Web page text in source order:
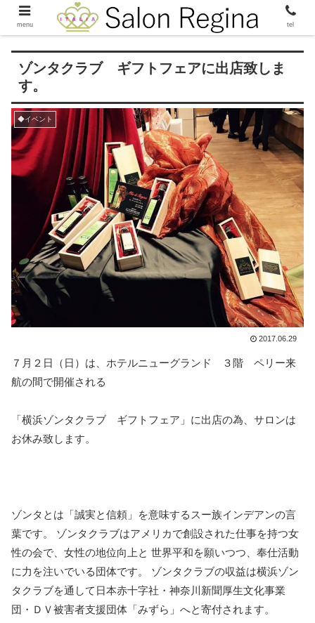
ゾンタクラブ ギフトフェアに出店致しま
す。
◆イベント
2017.06.29
７月２日（日）は、ホテルニューグランド ３階 ペリー来
航の間で開催される
「横浜ゾンタクラブ ギフトフェア」に出店の為、サロンは
お休み致します。
ゾンタとは「誠実と信頼」を意味するスー族インデアンの言
葉です。 ゾンタクラブはアメリカで創設された仕事を持つ女
性の会で、女性の地位向上と 世界平和を願いつつ、奉仕活動
に力を注いでいる団体です。 ゾンタクラブの収益は横浜ゾン
タクラブを通して日本赤十字社・神奈川新聞厚生文化事業
団・ＤＶ被害者支援団体「みずら」へと寄付されます。
menu tel